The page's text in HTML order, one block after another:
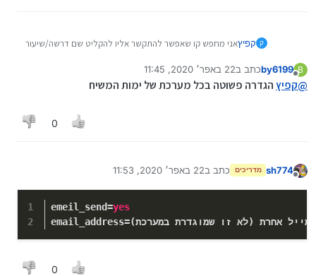
ק קפיץאני מחפש קו שאפשר להתקשר אליו להקליט שם דרשה/שיעור
מישהו מכיר?
B
מנותק
by6199כתב ב22 באפר׳ 2020, 11:45
נערך לאחרונה על ידי
@קפיץהגדרה פשוטה בכל מערכת של ימות המשיח
0
מנותק
sh774 מדריכים כתב ב22 באפר׳ 2020, 11:53
נערך לאחרונה על ידי
emeil_send=yes
email_address
מייל אחרת (לא זו שמוגדרת במערכת)
0